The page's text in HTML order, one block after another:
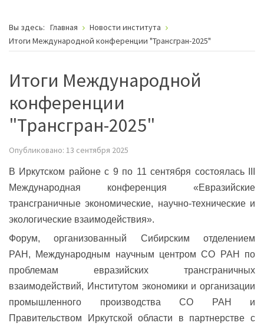
Вы здесь: Главная
Новости института
Итоги Международной конференции "Трансгран-2025"
Итоги Международной
конференции
"Трансгран-2025"
Опубликовано: 13 сентября 2025
В Иркутском районе с 9 по 11 сентября состоялась III
Международная конференция «Евразийские
трансграничные экономические, научно-технические и
экологические взаимодействия».
Форум, организованный Сибирским отделением
РАН, Международным научным центром СО РАН по
проблемам евразийских трансграничных
взаимодействий, Институтом экономики и организации
промышленного производства СО РАН
и
Правительством Иркутской области в партнерстве с